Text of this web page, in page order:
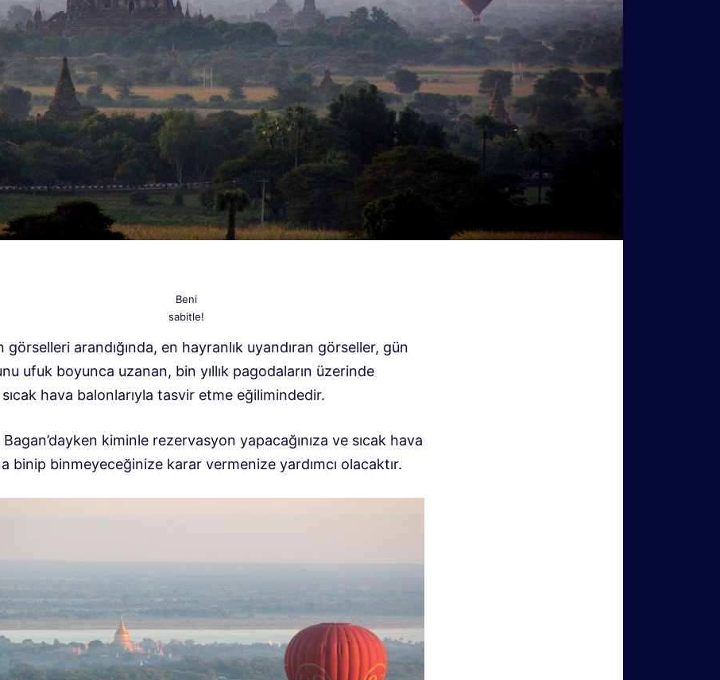
Beni
sabitle!
görselleri arandığında, en hayranlık uyandıran görseller, gün
ufuk boyunca uzanan, bin yıllık pagodaların üzerinde
hava balonlarıyla tasvir etme eğilimindedir.
Bagan’dayken kiminle rezervasyon yapacağınıza ve sıcak hava
binip binmeyeceğinize karar vermenize yardımcı olacaktır.